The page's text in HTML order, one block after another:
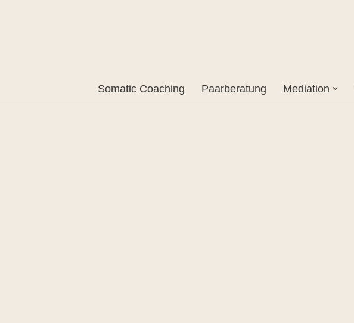
Somatic Coaching Paarberatung Mediation